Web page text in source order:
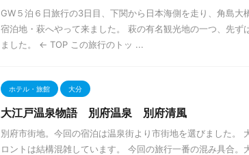
GW５泊６日旅行の3日目、下関から日本海側を走り、角島大
宿泊地・萩へやって来ました。 萩の有名観光地の一つ、先ず
ました。 ← TOP この旅行のトッ ...
ホテル・旅館 大分
大江戸温泉物語 別府温泉 別府清風
別府市街地。今回の宿泊は温泉街より市街地を選びました。
ロントは結構混雑しています。 今回の旅行一番の混み具合。